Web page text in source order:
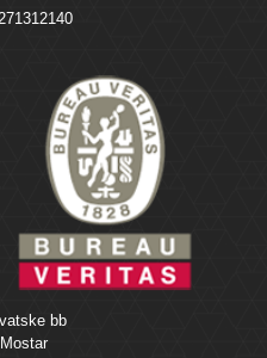
bb